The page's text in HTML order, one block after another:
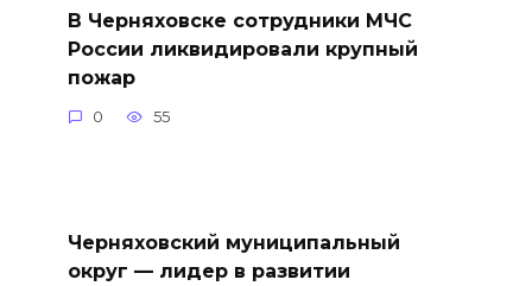
В Черняховске сотрудники МЧС
России ликвидировали крупный
пожар
0 55
Черняховский муниципальный
округ — лидер в развитии